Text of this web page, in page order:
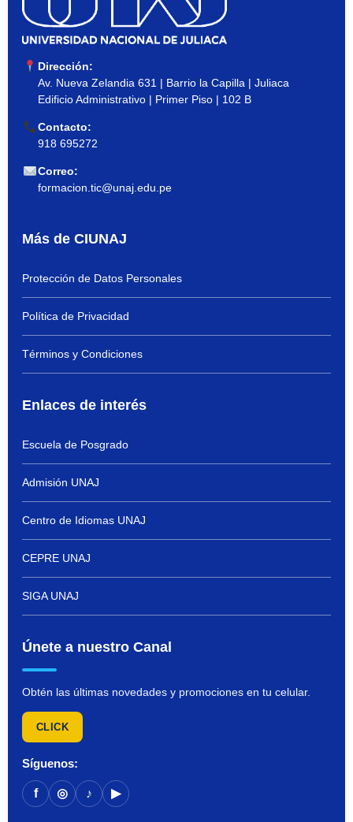
Dirección:
Av. Nueva Zelandia 631 | Barrio la Capilla | Juliaca
Edificio Administrativo | Primer Piso | 102 B
Contacto:
918 695272
Correo:
formacion.tic@unaj.edu.pe
Más de CIUNAJ
Protección de Datos Personales
Política de Privacidad
Términos y Condiciones
Enlaces de interés
Escuela de Posgrado
Admisión UNAJ
Centro de Idiomas UNAJ
CEPRE UNAJ
SIGA UNAJ
Únete a nuestro Canal
Obtén las últimas novedades y promociones en tu celular.
CLICK
Síguenos:
f ◎ ♪ ▶